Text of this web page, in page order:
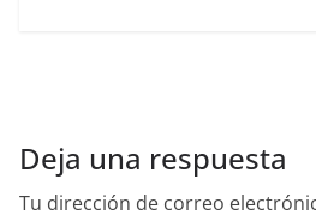
Deja una respuesta
Tu dirección de correo